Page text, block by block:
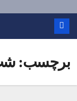
برچسب: